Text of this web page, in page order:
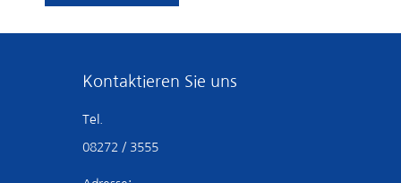
Kontaktieren Sie uns
Tel.
08272 / 3555